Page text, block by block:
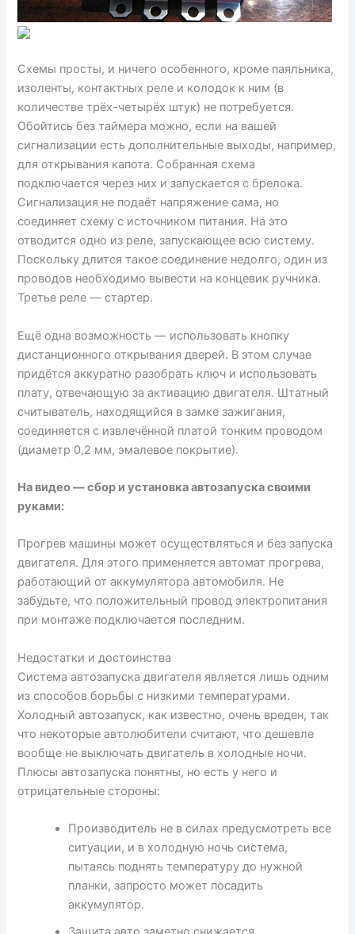
Схемы просты, и ничего особенного, кроме паяльника,
изоленты, контактных реле и колодок к ним (в
количестве трёх-четырёх штук) не потребуется.
Обойтись без таймера можно, если на вашей
сигнализации есть дополнительные выходы, например,
для открывания капота. Собранная схема
подключается через них и запускается с брелока.
Сигнализация не подаёт напряжение сама, но
соединяет схему с источником питания. На это
отводится одно из реле, запускающее всю систему.
Поскольку длится такое соединение недолго, один из
проводов необходимо вывести на концевик ручника.
Третье реле — стартер.
Ещё одна возможность — использовать кнопку
дистанционного открывания дверей. В этом случае
придётся аккуратно разобрать ключ и использовать
плату, отвечающую за активацию двигателя. Штатный
считыватель, находящийся в замке зажигания,
соединяется с извлечённой платой тонким проводом
(диаметр 0,2 мм, эмалевое покрытие).
На видео — сбор и установка автозапуска своими
руками:
Прогрев машины может осуществляться и без запуска
двигателя. Для этого применяется автомат прогрева,
работающий от аккумулятора автомобиля. Не
забудьте, что положительный провод электропитания
при монтаже подключается последним.
Недостатки и достоинства
Система автозапуска двигателя является лишь одним
из способов борьбы с низкими температурами.
Холодный автозапуск, как известно, очень вреден, так
что некоторые автолюбители считают, что дешевле
вообще не выключать двигатель в холодные ночи.
Плюсы автозапуска понятны, но есть у него и
отрицательные стороны:
Производитель не в силах предусмотреть все
ситуации, и в холодную ночь система,
пытаясь поднять температуру до нужной
планки, запросто может посадить
аккумулятор.